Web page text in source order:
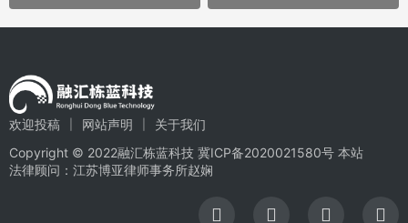
欢迎投稿 网站声明
关于我们
Copyright © 2022融汇栋蓝科技 冀ICP备2020021580号 本站
法律顾问：江苏博亚律师事务所赵娴